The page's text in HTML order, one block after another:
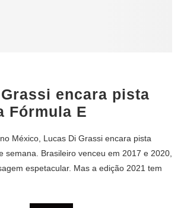
encara pista
Fórmula E
México, Lucas Di Grassi encara pista
semana. Brasileiro venceu em 2017 e 2020,
espetacular. Mas a edição 2021 tem